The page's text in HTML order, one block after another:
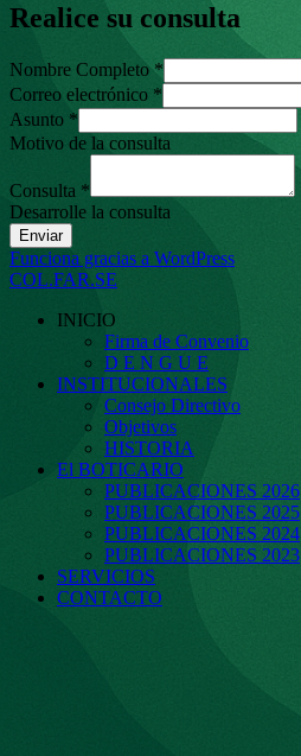
Realice su consulta
Nombre Completo*
Correo electrónico *
Asunto *
Motivo de la consulta
Consulta *
Desarrolle la consulta
Enviar
Funciona gracias a WordPress
COL.FAR.SE
INICIO
Firma de Convenio
D E N G U E
INSTITUCIONALES
Consejo Directivo
Objetivos
HISTORIA
El BOTICARIO
PUBLICACIONES 2026
PUBLICACIONES 2025
PUBLICACIONES 2024
PUBLICACIONES 2023
SERVICIOS
CONTACTO